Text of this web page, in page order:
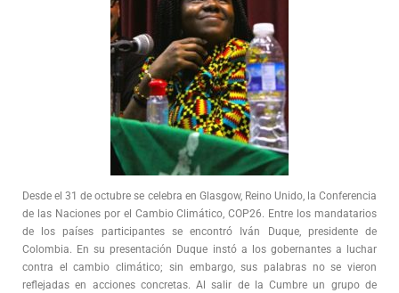
Desde el 31 de octubre se celebra en Glasgow, Reino Unido, la Conferencia
de las Naciones por el Cambio Climático, COP26. Entre los mandatarios
de los países participantes se encontró Iván Duque, presidente de
Colombia. En su presentación Duque instó a los gobernantes a luchar
contra el cambio climático; sin embargo, sus palabras no se vieron
reflejadas en acciones concretas. Al salir de la Cumbre un grupo de